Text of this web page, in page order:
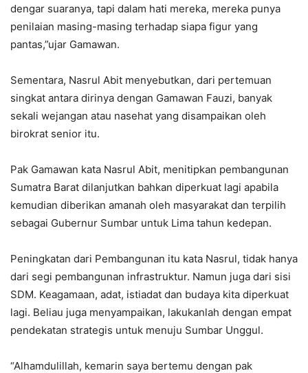
dengar suaranya, tapi dalam hati mereka, mereka punya
penilaian masing-masing terhadap siapa figur yang
pantas,”ujar Gamawan.
Sementara, Nasrul Abit menyebutkan, dari pertemuan
singkat antara dirinya dengan Gamawan Fauzi, banyak
sekali wejangan atau nasehat yang disampaikan oleh
birokrat senior itu.
Pak Gamawan kata Nasrul Abit, menitipkan pembangunan
Sumatra Barat dilanjutkan bahkan diperkuat lagi apabila
kemudian diberikan amanah oleh masyarakat dan terpilih
sebagai Gubernur Sumbar untuk Lima tahun kedepan.
Peningkatan dari Pembangunan itu kata Nasrul, tidak hanya
dari segi pembangunan infrastruktur. Namun juga dari sisi
SDM. Keagamaan, adat, istiadat dan budaya kita diperkuat
lagi. Beliau juga menyampaikan, lakukanlah dengan empat
pendekatan strategis untuk menuju Sumbar Unggul.
“Alhamdulillah, kemarin saya bertemu dengan pak